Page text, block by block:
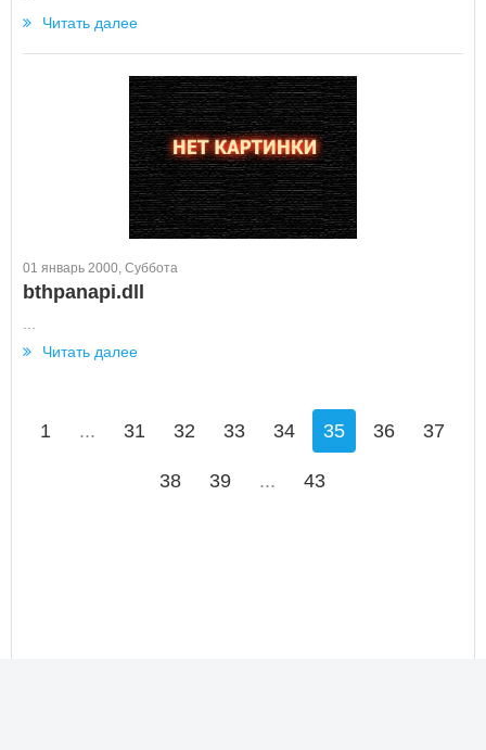
Читать далее
01 январь 2000, Суббота
bthpanapi.dll
Читать далее
1 ... 31 32 33 34 35 36 37
38 39 ... 43